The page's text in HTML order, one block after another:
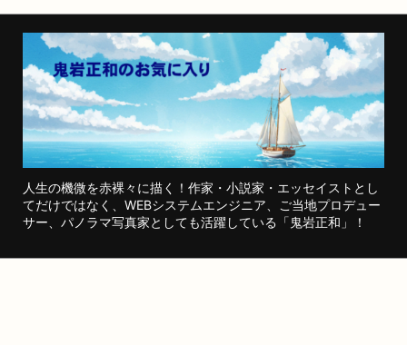
人生の機微を赤裸々に描く！作家・小説家・エッセイストとし
てだけではなく、WEBシステムエンジニア、ご当地プロデュー
サー、パノラマ写真家としても活躍している「鬼岩正和」！